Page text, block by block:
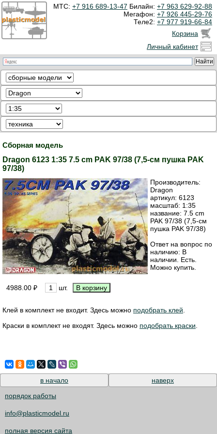
МТС: +7 916 689-13-47 Билайн: +7 963 629-92-88
Мегафон: +7 926 445-29-76
Теле2: +7 977 919-66-84
Корзина
Личный кабинет
Сборная модель
Dragon 6123 1:35 7.5 cm PAK 97/38 (7,5-см пушка PAK
97/38)
Производитель:
Dragon
артикул: 6123
масштаб: 1:35
название: 7.5 cm
PAK 97/38 (7,5-см
пушка PAK 97/38)
Ответ на вопрос по
наличию: В
наличии. Есть.
Можно купить.
4988.00 ₽ шт.
Клей в комплект не входит. Здесь можно подобрать клей
Краски в комплект не входят. Здесь можно подобрать краски
в начало
наверх
порядок работы
info@plasticmodel.ru
полная версия сайта